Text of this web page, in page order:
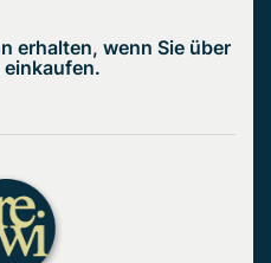
erhalten, wenn Sie über
einkaufen.